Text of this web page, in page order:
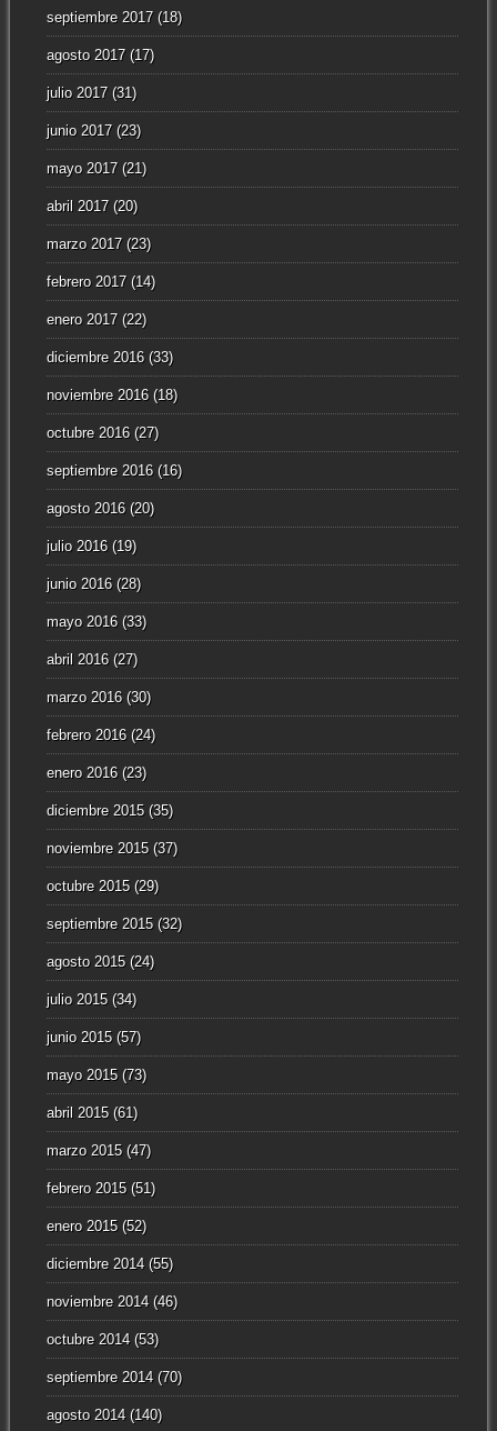
septiembre 2017(18)
agosto 2017(17)
julio 2017(31)
junio 2017(23)
mayo 2017(21)
abril 2017(20)
marzo 2017(23)
febrero 2017(14)
enero 2017(22)
diciembre 2016(33)
noviembre 2016(18)
octubre 2016(27)
septiembre 2016(16)
agosto 2016(20)
julio 2016(19)
junio 2016(28)
mayo 2016(33)
abril 2016(27)
marzo 2016(30)
febrero 2016(24)
enero 2016(23)
diciembre 2015(35)
noviembre 2015(37)
octubre 2015(29)
septiembre 2015(32)
agosto 2015(24)
julio 2015(34)
junio 2015(57)
mayo 2015(73)
abril 2015(61)
marzo 2015(47)
febrero 2015(51)
enero 2015(52)
diciembre 2014(55)
noviembre 2014(46)
octubre 2014(53)
septiembre 2014(70)
agosto 2014(140)